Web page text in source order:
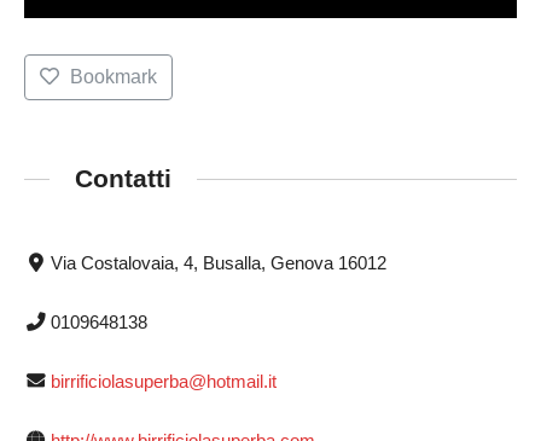
Bookmark
Contatti
Via Costalovaia, 4, Busalla, Genova 16012
0109648138
birrificiolasuperba@hotmail.it